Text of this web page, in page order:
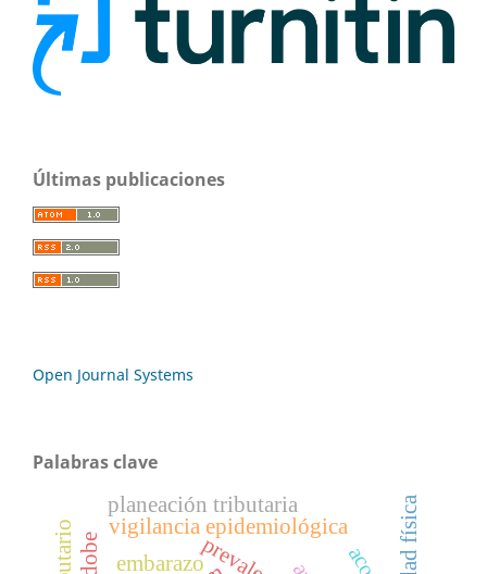
Últimas publicaciones
Open Journal Systems
Palabras clave
vigilancia epidemiológica
planeación tributaria
embarazo
adobe